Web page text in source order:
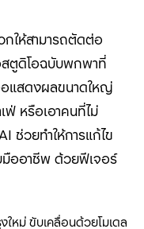
ให้สามารถตัดต่อ
สตูดิโอฉบับพกพาที่
แสดงผลขนาดใหญ่
ฟ่ หรือเอาคนที่ไม่
ช่วยทำให้การแก้ไข
มืออาชีพ ด้วยฟีเจอร์
ใหม่ ขับเคลื่อนด้วยโมเดล